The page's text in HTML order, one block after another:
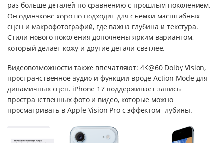
раз больше деталей по сравнению с прошлым поколением.
Он одинаково хорошо подходит для съёмки масштабных
сцен и макрофотографий, где важна глубина и текстура.
Стили нового поколения дополнены ярким вариантом,
который делает кожу и другие детали светлее.
Видеовозможности также впечатляют: 4K@60 Dolby Vision,
пространственное аудио и функции вроде Action Mode для
динамичных сцен. iPhone 17 поддерживает запись
пространственных фото и видео, которые можно
просматривать в Apple Vision Pro с эффектом глубины.